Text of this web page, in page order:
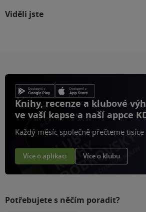
Viděli jste
Knihy, recenze a klubové
ve vaší kapse a naší appce
Každý měsíc společně přečteme
Více o aplikaci Více o klubu
Potřebujete s něčím poradit?